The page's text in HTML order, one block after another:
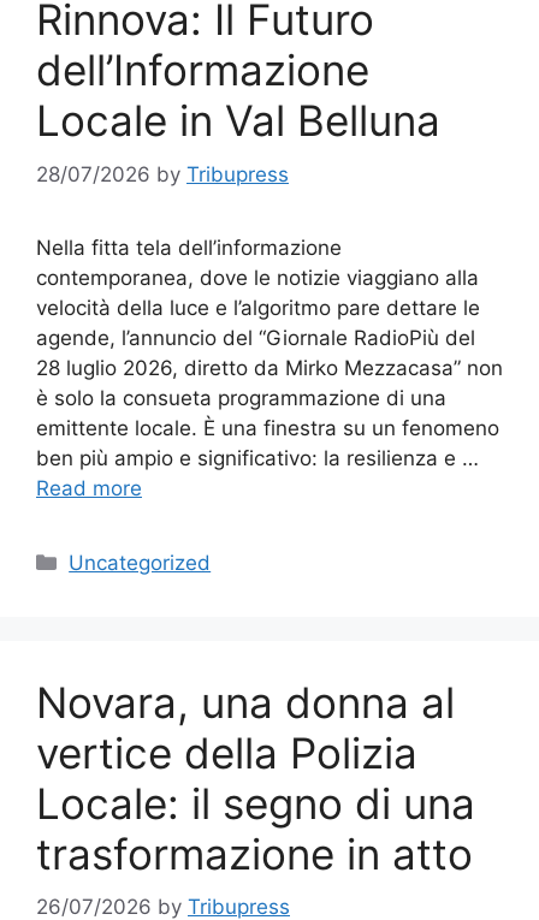
Rinnova: Il Futuro
dell’Informazione
Locale in Val Belluna
28/07/2026 by Tribupress
Nella fitta tela dell’informazione
contemporanea, dove le notizie viaggiano alla
velocità della luce e l’algoritmo pare dettare le
agende, l’annuncio del “Giornale RadioPiù del
28 luglio 2026, diretto da Mirko Mezzacasa” non
è solo la consueta programmazione di una
emittente locale. È una finestra su un fenomeno
ben più ampio e significativo: la resilienza e …
Read more
Categories
Uncategorized
Novara, una donna al
vertice della Polizia
Locale: il segno di una
trasformazione in atto
26/07/2026 by Tribupress